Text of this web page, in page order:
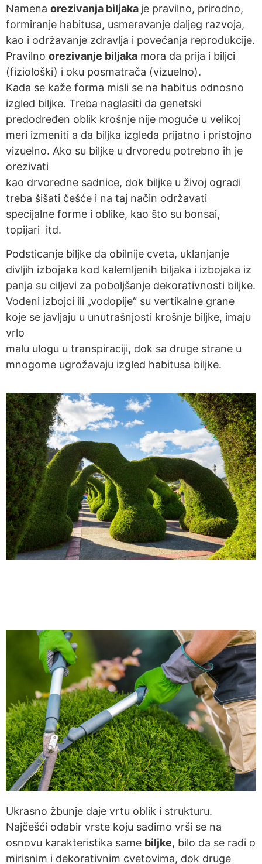
Namena orezivanja biljaka je pravilno, prirodno,
formiranje habitusa, usmeravanje daljeg razvoja,
kao i održavanje zdravlja i povećanja reprodukcije.
Pravilno orezivanje biljaka mora da prija i biljci
(fiziološki) i oku posmatrača (vizuelno).
Kada se kaže forma misli se na habitus odnosno
izgled biljke. Treba naglasiti da genetski
predodređen oblik krošnje nije moguće u velikoj
meri izmeniti a da biljka izgleda prijatno i pristojno
vizuelno. Ako su biljke u drvoredu potrebno ih je
orezivati
kao drvoredne sadnice, dok biljke u živoj ogradi
treba šišati češće i na taj način održavati
specijalne forme i oblike, kao što su bonsai,
topijari itd.
Podsticanje biljke da obilnije cveta, uklanjanje
divljih izbojaka kod kalemljenih biljaka i izbojaka iz
panja su ciljevi za poboljšanje dekorativnosti biljke.
Vodeni izbojci ili „vodopije“ su vertikalne grane
koje se javljaju u unutrašnjosti krošnje biljke, imaju
vrlo
malu ulogu u transpiraciji, dok sa druge strane u
mnogome ugrožavaju izgled habitusa biljke.
Ukrasno žbunje daje vrtu oblik i strukturu.
Najčešći odabir vrste koju sadimo vrši se na
osnovu karakteristika same biljke, bilo da se radi o
mirisnim i dekorativnim cvetovima, dok druge